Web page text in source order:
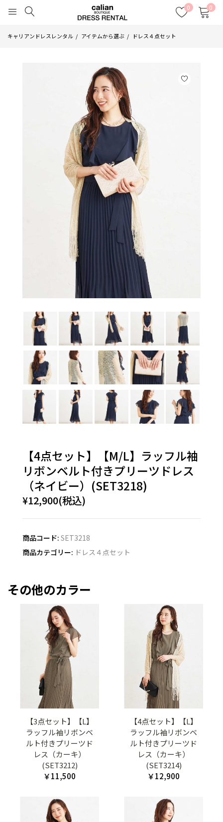
0 0
キャリアンドレスレンタル アイテムから選ぶ ドレス４点セット
【4点セット】【M/L】ラッフル袖
リボンベルト付きプリーツドレス
（ネイビー）(SET3218)
¥12,900(税込)
商品コード: SET3218
商品カテゴリー: ドレス４点セット
その他のカラー
【3点セット】【L】
ラッフル袖リボンベ
ルト付きプリーツド
レス（カーキ）
(SET3212)
￥11,500
【4点セット】【L】
ラッフル袖リボンベ
ルト付きプリーツド
レス（カーキ）
(SET3214)
￥12,900